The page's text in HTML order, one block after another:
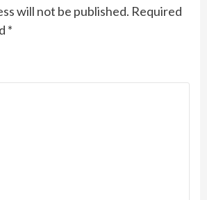
will not be published. Required
*